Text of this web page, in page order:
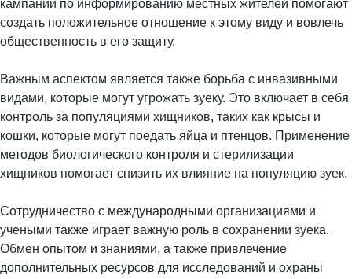
кампании по информированию местных жителей помогают
создать положительное отношение к этому виду и вовлечь
общественность в его защиту.
Важным аспектом является также борьба с инвазивными
видами, которые могут угрожать зуеку. Это включает в себя
контроль за популяциями хищников, таких как крысы и
кошки, которые могут поедать яйца и птенцов. Применение
методов биологического контроля и стерилизации
хищников помогает снизить их влияние на популяцию зуек.
Сотрудничество с международными организациями и
учеными также играет важную роль в сохранении зуека.
Обмен опытом и знаниями, а также привлечение
дополнительных ресурсов для исследований и охраны